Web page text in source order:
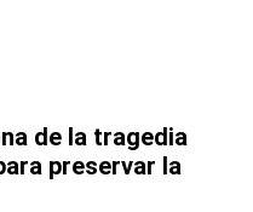
de la tragedia
preservar la